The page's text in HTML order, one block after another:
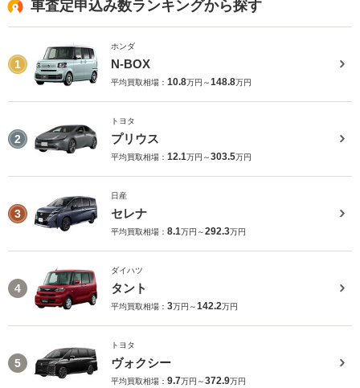
車査定申込み数ランキングから探す
1
ホンダ
N-BOX
平均買取相場： 10.8万円～148.8万円
2
トヨタ
プリウス
平均買取相場： 12.1万円～303.5万円
3
日産
セレナ
平均買取相場： 8.1万円～292.3万円
4
ダイハツ
タント
平均買取相場： 3万円～142.2万円
5
トヨタ
ヴォクシー
平均買取相場： 9.7万円～372.9万円